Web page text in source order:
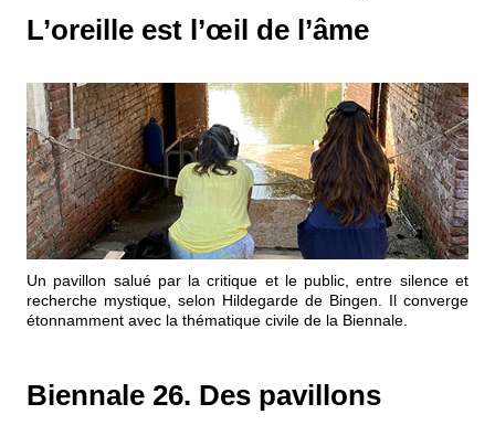
Cousinages
L’oreille est l’œil de l’âme
Un pavillon salué par la critique et le public, entre silence et
recherche mystique, selon Hildegarde de Bingen. Il converge
étonnamment avec la thématique civile de la Biennale.
Biennale 26. Des pavillons